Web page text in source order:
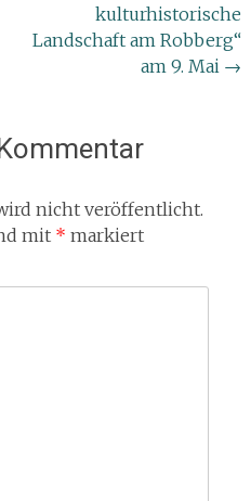
kulturhistorische
Landschaft am Robberg“
am 9. Mai →
nicht veröffentlicht.
mit * markiert